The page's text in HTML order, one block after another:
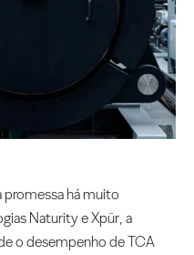
promessa há muito
Naturity e Xpür, a
o desempenho de TCA